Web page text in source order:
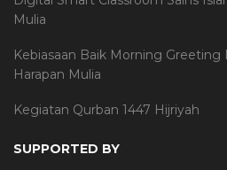
Mulia
Kebiasaan Baik Morning Greeting
Harapan Mulia
Kegiatan Qurban 1447 Hijriyah
SUPPORTED BY